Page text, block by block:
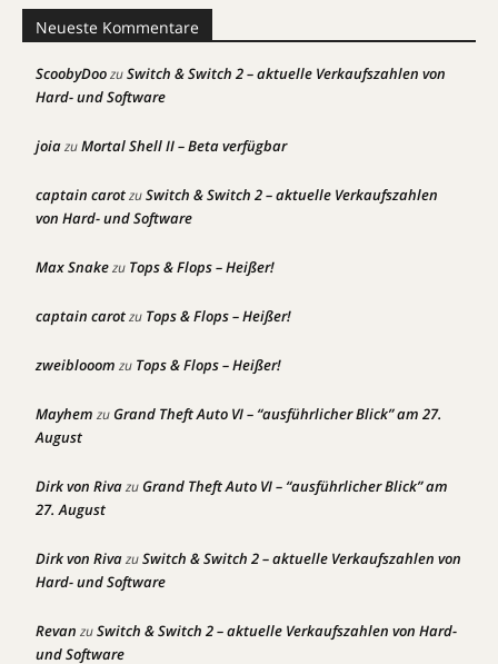
Neueste Kommentare
ScoobyDoozuSwitch & Switch 2 – aktuelle Verkaufszahlen von
Hard- und Software
joiazuMortal Shell II – Beta verfügbar
captain carotzuSwitch & Switch 2 – aktuelle Verkaufszahlen
von Hard- und Software
Max Snakezu Tops & Flops – Heißer!
captain carotzu Tops & Flops – Heißer!
zweiblooom zu Tops & Flops – Heißer!
Mayhem zuGrand Theft Auto VI – “ausführlicher Blick” am 27.
August
Dirk von RivazuGrand Theft Auto VI – “ausführlicher Blick” am
27. August
Dirk von RivazuSwitch & Switch 2 – aktuelle Verkaufszahlen von
Hard- und Software
Revan zuSwitch & Switch 2 – aktuelle Verkaufszahlen von Hard-
und Software